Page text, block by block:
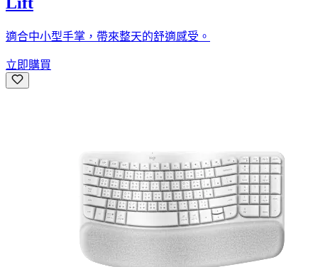
適合中小型手掌，帶來整天的舒適感受。
立即購買